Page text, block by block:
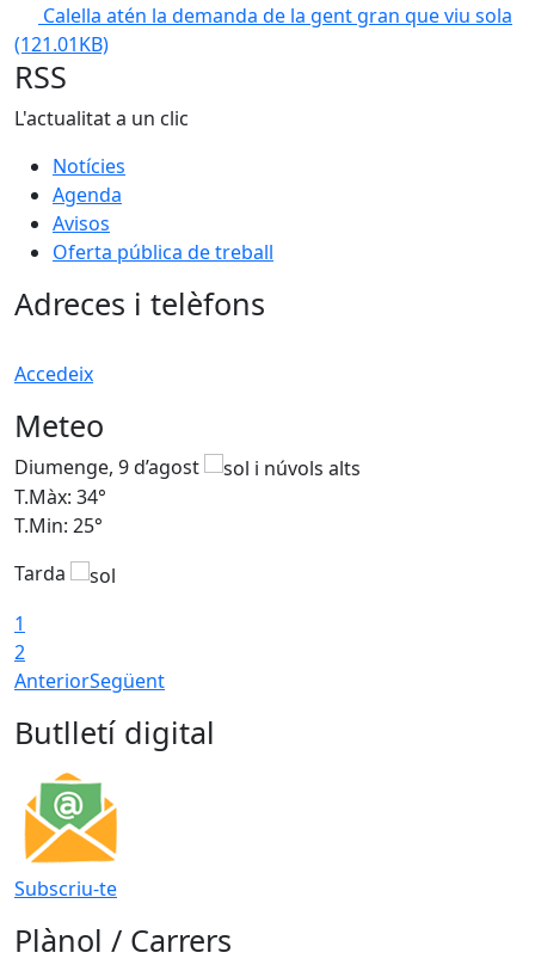
Calella atén la demanda de la gent gran que viu sola
(121.01KB)
RSS
L'actualitat a un clic
Notícies
Agenda
Avisos
Oferta pública de treball
Adreces i telèfons
Accedeix
Meteo
Diumenge, 9 d’agost
T.Màx: 34°
T.Min: 25°
Tarda
1
2
AnteriorSegüent
Butlletí digital
Subscriu-te
Plànol / Carrers